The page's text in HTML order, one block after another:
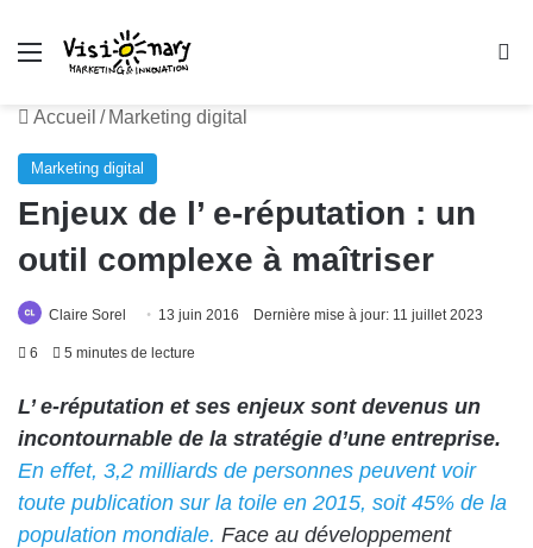
Menu
Accueil / Marketing digital
Marketing digital
Enjeux de l’ e-réputation : un
outil complexe à maîtriser
Claire Sorel 13 juin 2016 Dernière mise à jour: 11 juillet 2023
6 5 minutes de lecture
L’ e-réputation et ses enjeux sont devenus un
incontournable de la stratégie d’une entreprise.
En effet, 3,2 milliards de personnes peuvent voir
toute publication sur la toile en 2015, soit 45% de la
population mondiale. Face au développement